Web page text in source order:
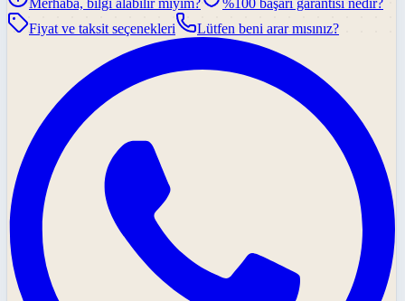
Fiyat ve taksit seçenekleri
Lütfen beni arar mısınız?